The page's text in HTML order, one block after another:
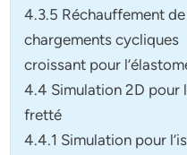
4.3.5 Réchauffement
chargements cycliques
croissant pour
4.4 Simulation 2D pour
fretté
4.4.1 Simulation pour